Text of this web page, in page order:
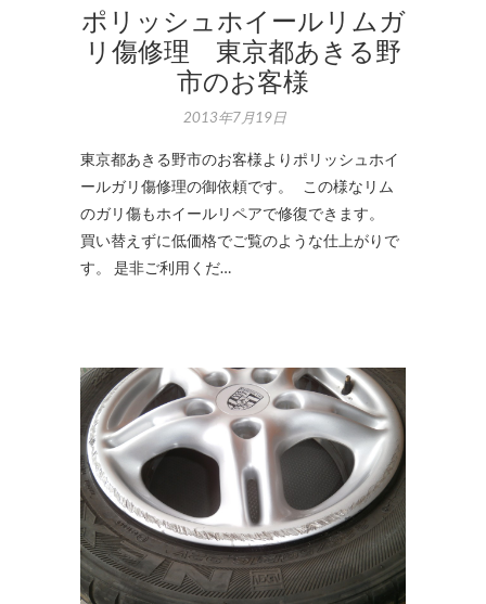
ポリッシュホイールリムガ
リ傷修理 東京都あきる野
市のお客様
2013年7月19日
東京都あきる野市のお客様よりポリッシュホイ
ールガリ傷修理の御依頼です。 この様なリム
のガリ傷もホイールリペアで修復できます。
買い替えずに低価格でご覧のような仕上がりで
す。 是非ご利用くだ…